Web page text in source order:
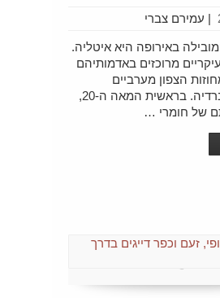
עמירם צברי |
באירופה היא איטליה.
מרוכזים באדמותיהם
הצפון מערביים
פיימונטה ולומברדיה. בראשית המאה ה-20,
של חומרי …